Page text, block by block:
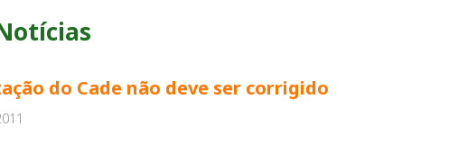
do Cade não deve ser corrigido